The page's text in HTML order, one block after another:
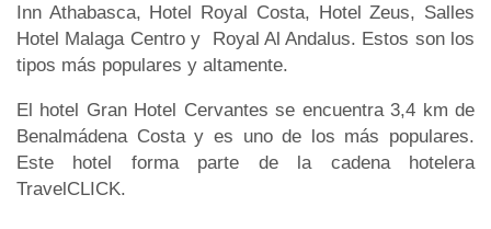
Inn Athabasca, Hotel Royal Costa, Hotel Zeus, Salles
Hotel Malaga Centro y Royal Al Andalus. Estos son los
tipos más populares y altamente.
El hotel Gran Hotel Cervantes se encuentra 3,4 km de
Benalmádena Costa y es uno de los más populares.
Este hotel forma parte de la cadena hotelera
TravelCLICK.